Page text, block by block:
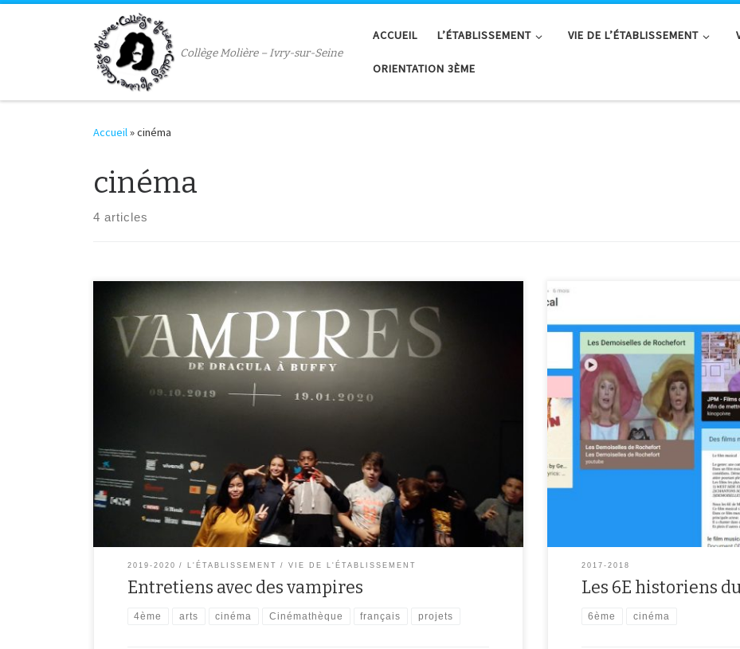
Passer au contenu
Collège Molière – Ivry-sur-Seine
ACCUEIL L’ÉTABLISSEMENT VIE DE L’ÉTABLISSEMENT
ORIENTATION 3ÈME
Accueil»cinéma
cinéma
4 articles
Les 4èmes à la rencontre des vampires Cette année, la classe de 4ème A a été choisie
pour participer à un projet culturel en partenariat avec La Cinémathèque Française, le
2019-2020 L'ÉTABLISSEMENT VIE DE L'ÉTABLISSEMENT
Entretiens avec des vampires
4ème arts cinéma Cinémathèque français projets
À l’occasion d’un travail sur le film de
ont réalisé des padlets sur l’histoire
leur a permis de s’initier à la
ainsi qu’à […]
2017-2018
Les 6E historiens
6ème cinéma